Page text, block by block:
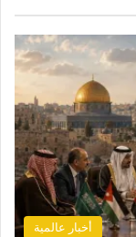
أخبار عالمية